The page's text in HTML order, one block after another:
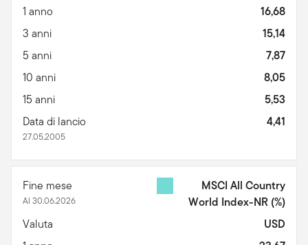
1 anno
16,68
3 anni
15,14
5 anni
7,87
10 anni
8,05
15 anni
5,53
Data di lancio
27.05.2005
4,41
Fine mese
Al 30.06.2026
MSCI All Country
World Index-NR (%)
Valuta
USD